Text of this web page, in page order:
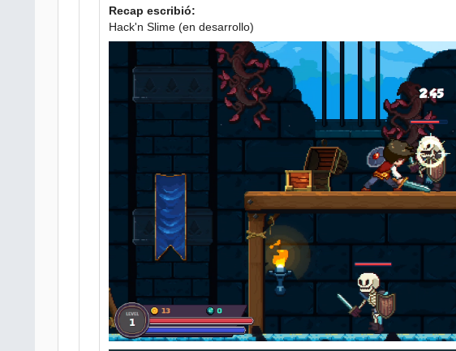
Recap escribió:
Hack'n Slime (en desarrollo)